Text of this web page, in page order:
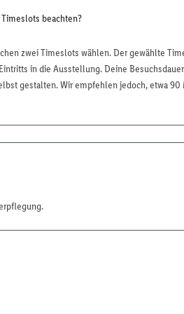
beachten?
zwei Timeslots wählen. Der gewählte
in die Ausstellung. Deine
gestalten. Wir empfehlen jedoch, etwa 90